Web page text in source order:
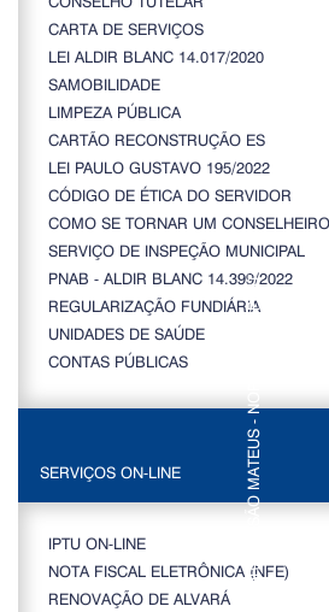
CARTA DE SERVIÇOS
LEI ALDIR BLANC 14.017/2020
SAMOBILIDADE
LIMPEZA PÚBLICA
CARTÃO RECONSTRUÇÃO ES
LEI PAULO GUSTAVO 195/2022
CÓDIGO DE ÉTICA DO SERVIDOR
COMO SE TORNAR UM
SERVIÇO DE INSPEÇÃO MUNICIPAL
PNAB - ALDIR BLANC 14.399/2022
REGULARIZAÇÃO FUNDIÁRIA
UNIDADES DE SAÚDE
CONTAS PÚBLICAS
SERVIÇOS ON-LINE
IPTU ON-LINE
NOTA FISCAL ELETRÔNICA (NFE)
RENOVAÇÃO DE ALVARÁ